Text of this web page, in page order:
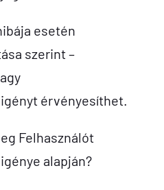
esetén
szerint –
érvényesíthet.
Felhasználót
alapján?